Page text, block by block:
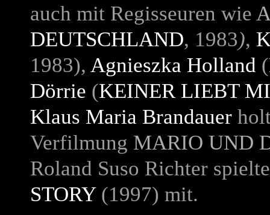
auch mit Regisseuren wie
DEUTSCHLAND, 1983),
1983), Agnieszka Holland (
Dörrie (KEINER LIEBT
Klaus Maria Brandauer
Verfilmung MARIO UND
Roland Suso Richter
STORY(1997) mit.